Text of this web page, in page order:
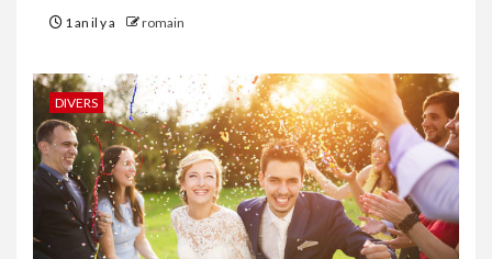
1 an il y a romain
DIVERS